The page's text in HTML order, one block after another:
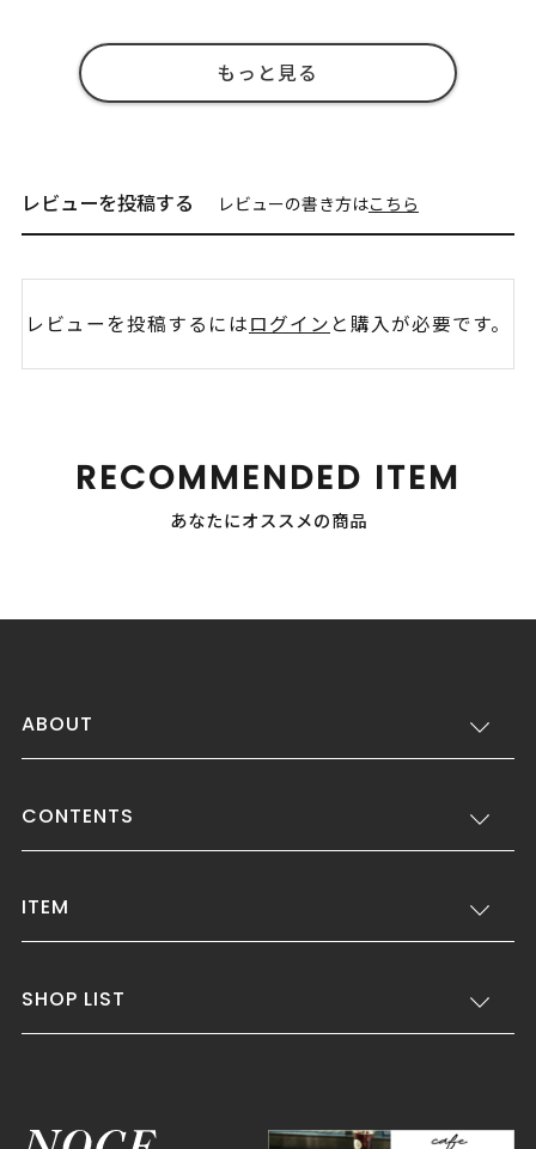
もっと見る
レビューを投稿する レビューの書き方はこちら
レビューを投稿するにはログイン と購入が必要です。
RECOMMENDED ITEM
あなたにオススメの商品
ABOUT
CONTENTS
ITEM
SHOP LIST